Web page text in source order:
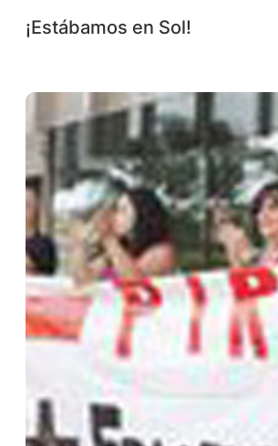
¡Estábamos en Sol!